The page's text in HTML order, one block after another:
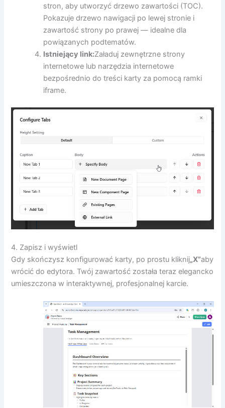
stron, aby utworzyć drzewo zawartości (TOC).
Pokazuje drzewo nawigacji po lewej stronie i
zawartość strony po prawej — idealne dla
powiązanych podtematów.
Istniejący link:Załaduj zewnętrzne strony
internetowe lub narzędzia internetowe
bezpośrednio do treści karty za pomocą ramki
iframe.
4. Zapisz i wyświetl
Gdy skończysz konfigurować karty, po prostu kliknij„X”aby
wrócić do edytora. Twój zawartość została teraz elegancko
umieszczona w interaktywnej, profesjonalnej karcie.